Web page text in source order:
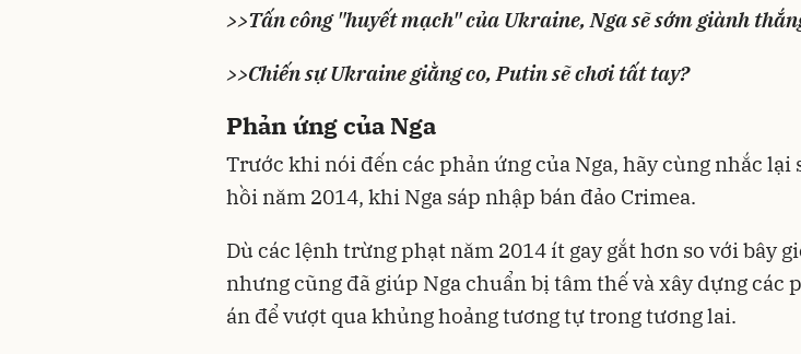
>>Tấn công "huyết mạch" của Ukraine, Nga sẽ sớm giành
>>Chiến sự Ukraine giằng co, Putin sẽ chơi tất tay?
Phản ứng của Nga
Trước khi nói đến các phản ứng của Nga, hãy cùng nhắc lại
hồi năm 2014, khi Nga sáp nhập bán đảo Crimea.
Dù các lệnh trừng phạt năm 2014 ít gay gắt hơn so với bây
nhưng cũng đã giúp Nga chuẩn bị tâm thế và xây dựng các
án để vượt qua khủng hoảng tương tự trong tương lai.